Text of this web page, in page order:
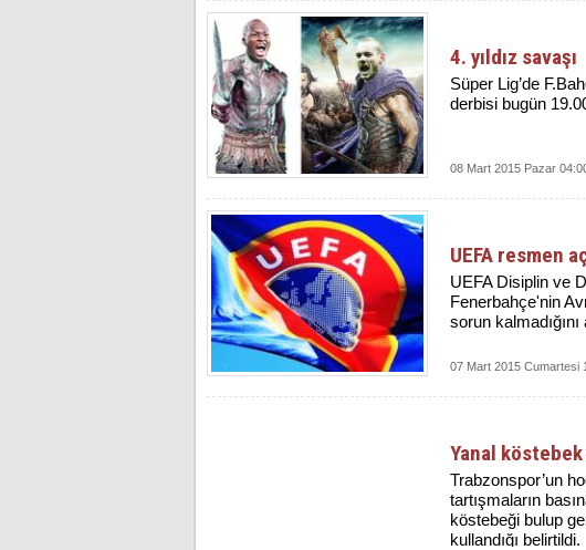
4. yıldız savaşı
Süper Lig’de
derbisi bugün
08 Mart 2015 Pazar
UEFA resmen
UEFA Disiplin ve
Fenerbahçe'nin
sorun kalmadığını
07 Mart 2015 Cumartesi
Yanal köstebek
Trabzonspor’un
tartışmaların
köstebeği bulup
kullandığı belirtildi.